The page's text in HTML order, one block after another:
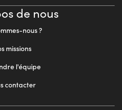
de nous
nous ?
missions
l'équipe
contacter